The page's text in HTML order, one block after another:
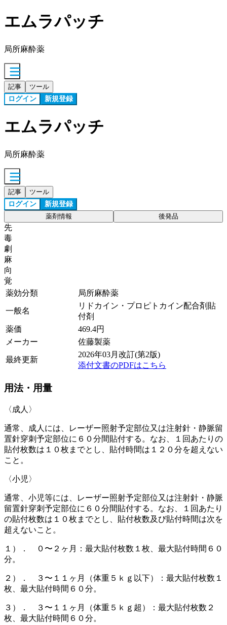
エムラパッチ
局所麻酔薬
記事 ツール
ログイン 新規登録
エムラパッチ
局所麻酔薬
記事 ツール
ログイン 新規登録
薬剤情報 後発品
先
毒
劇
麻
向
覚
薬効分類
局所麻酔薬
一般名
リドカイン・プロピトカイン配合剤貼
付剤
薬価
469.4円
メーカー
佐藤製薬
最終更新
2026年03月改訂(第2版)
添付文書のPDFはこちら
用法・用量
〈成人〉
通常、成人には、レーザー照射予定部位又は注射針・静脈留
置針穿刺予定部位に６０分間貼付する。なお、１回あたりの
貼付枚数は１０枚までとし、貼付時間は１２０分を超えない
こと。
〈小児〉
通常、小児等には、レーザー照射予定部位又は注射針・静脈
留置針穿刺予定部位に６０分間貼付する。なお、１回あたり
の貼付枚数は１０枚までとし、貼付枚数及び貼付時間は次を
超えないこと。
１）． ０〜２ヶ月：最大貼付枚数１枚、最大貼付時間６０
分。
２）． ３〜１１ヶ月（体重５ｋｇ以下）：最大貼付枚数１
枚、最大貼付時間６０分。
３）． ３〜１１ヶ月（体重５ｋｇ超）：最大貼付枚数２
枚、最大貼付時間６０分。